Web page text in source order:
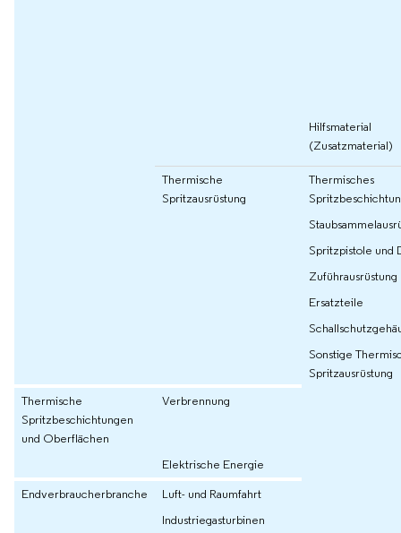
Hilfsmaterial
(Zusatzmaterial)
Thermische
Spritzausrüstung
Thermisches
Spritzpistole und
Zuführausrüstung
Ersatzteile
Sonstige
Spritzausrüstung
Thermische
Spritzbeschichtungen
und Oberflächen
Verbrennung
Elektrische Energie
Endverbraucherbranche
Luft- und Raumfahrt
Industriegasturbinen